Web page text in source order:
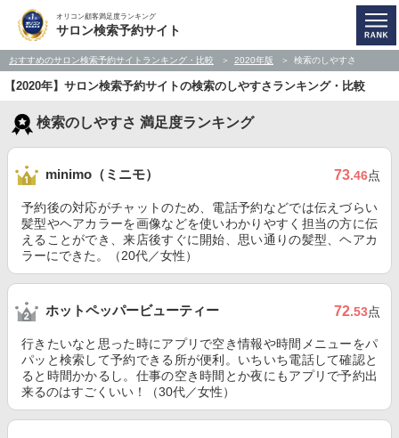
オリコン顧客満足度ランキング
サロン検索予約サイト
おすすめのサロン検索予約サイトランキング・比較 2020年版 検索のしやすさ
【2020年】サロン検索予約サイトの検索のしやすさランキング・比較
検索のしやすさ 満足度ランキング
minimo（ミニモ） 73.46点
予約後の対応がチャットのため、電話予約などでは伝えづらい
髪型やヘアカラーを画像などを使いわかりやすく担当の方に伝
えることができ、来店後すぐに開始、思い通りの髪型、ヘアカ
ラーにできた。（20代／女性）
ホットペッパービューティー 72.53点
行きたいなと思った時にアプリで空き情報や時間メニューをパ
パッと検索して予約できる所が便利。いちいち電話して確認と
ると時間かかるし。仕事の空き時間とか夜にもアプリで予約出
来るのはすごくいい！（30代／女性）